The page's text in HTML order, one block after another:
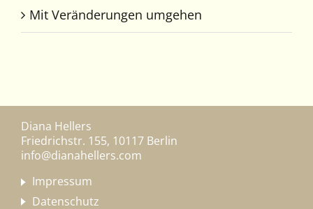
Mit Veränderungen umgehen
Diana Hellers
Friedrichstr. 155, 10117 Berlin
info@dianahellers.com
Impressum
Datenschutz